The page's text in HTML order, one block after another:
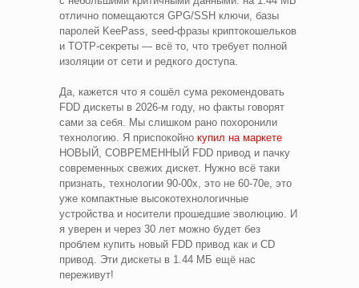
отлично помещаются GPG/SSH ключи, базы
паролей KeePass, seed-фразы криптокошельков
и TOTP-секреты — всё то, что требует полной
изоляции от сети и редкого доступа.
Да, кажется что я сошёл сума рекомендовать
FDD дискеты в 2026-м году, но факты говорят
сами за себя. Мы слишком рано похоронили
технологию. Я приспокойно купил на маркете
НОВЫЙ, СОВРЕМЕННЫЙ FDD привод и пачку
современных свежих дискет. Нужно всё таки
признать, технологии 90-00х, это не 60-70е, это
уже компактные высокотехнологичные
устройства и носители прошедшие эволюцию. И
я уверен и через 30 лет можно будет без
проблем купить новый FDD привод как и CD
привод. Эти дискеты в 1.44 МБ ещё нас
переживут!